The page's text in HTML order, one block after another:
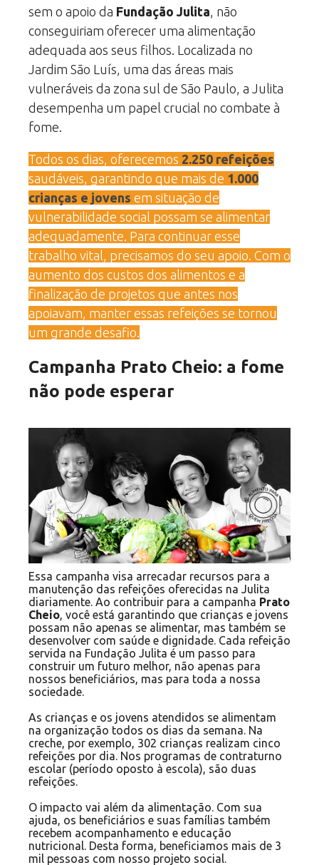
sem o apoio da Fundação Julita, não
conseguiriam oferecer uma alimentação
adequada aos seus filhos. Localizada no
Jardim São Luís, uma das áreas mais
vulneráveis da zona sul de São Paulo, a Julita
desempenha um papel crucial no combate à
fome.
Todos os dias, oferecemos 2.250 refeições
saudáveis, garantindo que mais de 1.000
crianças e jovens em situação de
vulnerabilidade social possam se alimentar
adequadamente. Para continuar esse
trabalho vital, precisamos do seu apoio. Com o
aumento dos custos dos alimentos e a
finalização de projetos que antes nos
apoiavam, manter essas refeições se tornou
um grande desafio.
Campanha Prato Cheio: a fome
não pode esperar
Essa campanha visa arrecadar recursos para a
manutenção das refeições oferecidas na Julita
diariamente. Ao contribuir para a campanha Prato
Cheio, você está garantindo que crianças e jovens
possam não apenas se alimentar, mas também se
desenvolver com saúde e dignidade. Cada refeição
servida na Fundação Julita é um passo para
construir um futuro melhor, não apenas para
nossos beneficiários, mas para toda a nossa
sociedade.
As crianças e os jovens atendidos se alimentam
na organização todos os dias da semana. Na
creche, por exemplo, 302 crianças realizam cinco
refeições por dia. Nos programas de contraturno
escolar (período oposto à escola), são duas
refeições.
O impacto vai além da alimentação. Com sua
ajuda, os beneficiários e suas famílias também
recebem acompanhamento e educação
nutricional. Desta forma, beneficiamos mais de 3
mil pessoas com nosso projeto social.